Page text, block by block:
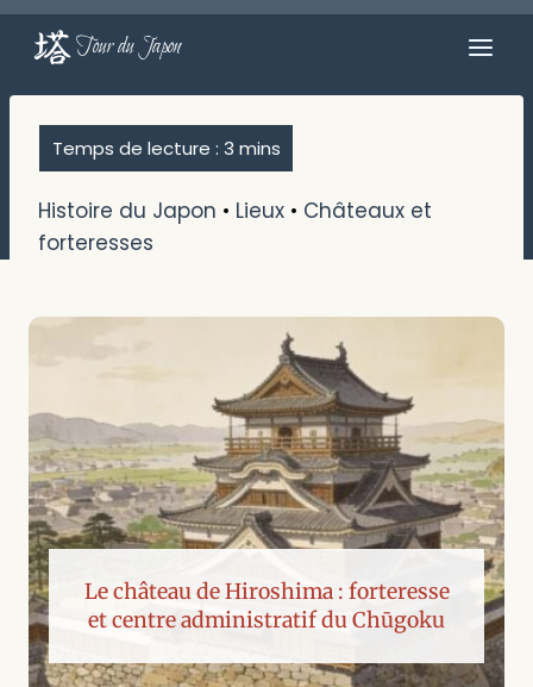
Aller
Tour du Japon
Histoire du Japon • Lieux • Châteaux et
forteresses
Le château de Hiroshima : forteresse
et centre administratif du Chūgoku